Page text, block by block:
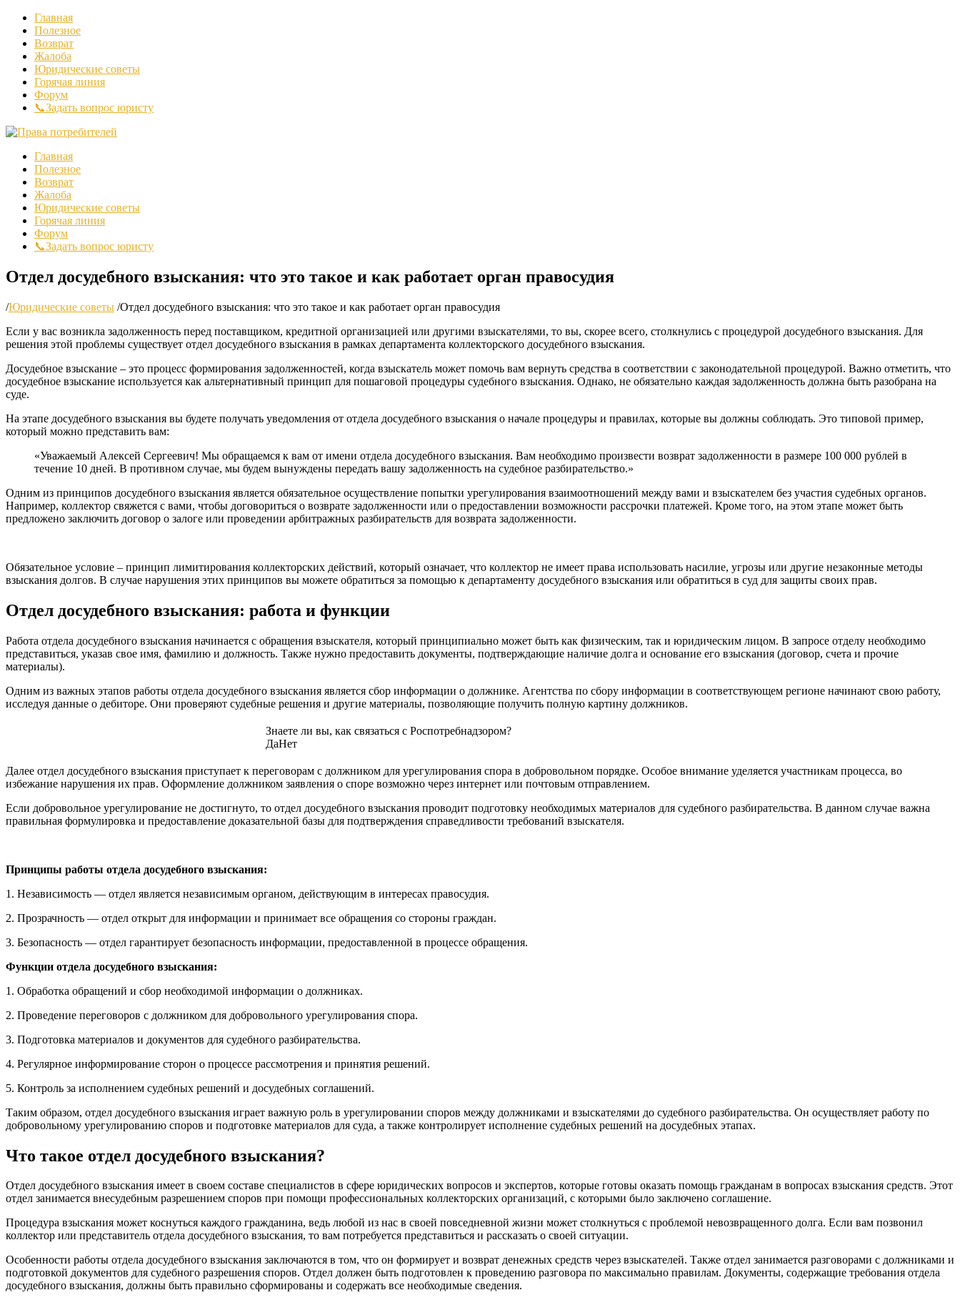
Главная
Полезное
Возврат
Жалоба
Юридические советы
Горячая линия
Форум
📞Задать вопрос юристу
Главная
Полезное
Возврат
Жалоба
Юридические советы
Горячая линия
Форум
📞Задать вопрос юристу
Отдел досудебного взыскания: что это такое и как работает орган правосудия
/Юридические советы /Отдел досудебного взыскания: что это такое и как работает орган правосудия
Если у вас возникла задолженность перед поставщиком, кредитной организацией или другими взыскателями, то вы, скорее всего, столкнулись с процедурой досудебного взыскания. Для
решения этой проблемы существует отдел досудебного взыскания в рамках департамента коллекторского досудебного взыскания.
Досудебное взыскание – это процесс формирования задолженностей, когда взыскатель может помочь вам вернуть средства в соответствии с законодательной процедурой. Важно отметить, что
досудебное взыскание используется как альтернативный принцип для пошаговой процедуры судебного взыскания. Однако, не обязательно каждая задолженность должна быть разобрана на
суде.
На этапе досудебного взыскания вы будете получать уведомления от отдела досудебного взыскания о начале процедуры и правилах, которые вы должны соблюдать. Это типовой пример,
который можно представить вам:
«Уважаемый Алексей Сергеевич! Мы обращаемся к вам от имени отдела досудебного взыскания. Вам необходимо произвести возврат задолженности в размере 100 000 рублей в
течение 10 дней. В противном случае, мы будем вынуждены передать вашу задолженность на судебное разбирательство.»
Одним из принципов досудебного взыскания является обязательное осуществление попытки урегулирования взаимоотношений между вами и взыскателем без участия судебных органов.
Например, коллектор свяжется с вами, чтобы договориться о возврате задолженности или о предоставлении возможности рассрочки платежей. Кроме того, на этом этапе может быть
предложено заключить договор о залоге или проведении арбитражных разбирательств для возврата задолженности.
Обязательное условие – принцип лимитирования коллекторских действий, который означает, что коллектор не имеет права использовать насилие, угрозы или другие незаконные методы
взыскания долгов. В случае нарушения этих принципов вы можете обратиться за помощью к департаменту досудебного взыскания или обратиться в суд для защиты своих прав.
Отдел досудебного взыскания: работа и функции
Работа отдела досудебного взыскания начинается с обращения взыскателя, который принципиально может быть как физическим, так и юридическим лицом. В запросе отделу необходимо
представиться, указав свое имя, фамилию и должность. Также нужно предоставить документы, подтверждающие наличие долга и основание его взыскания (договор, счета и прочие
материалы).
Одним из важных этапов работы отдела досудебного взыскания является сбор информации о должнике. Агентства по сбору информации в соответствующем регионе начинают свою работу,
исследуя данные о дебиторе. Они проверяют судебные решения и другие материалы, позволяющие получить полную картину должников.
Знаете ли вы, как связаться с Роспотребнадзором?
ДаНет
Далее отдел досудебного взыскания приступает к переговорам с должником для урегулирования спора в добровольном порядке. Особое внимание уделяется участникам процесса, во
избежание нарушения их прав. Оформление должником заявления о споре возможно через интернет или почтовым отправлением.
Если добровольное урегулирование не достигнуто, то отдел досудебного взыскания проводит подготовку необходимых материалов для судебного разбирательства. В данном случае важна
правильная формулировка и предоставление доказательной базы для подтверждения справедливости требований взыскателя.
Принципы работы отдела досудебного взыскания:
1. Независимость — отдел является независимым органом, действующим в интересах правосудия.
2. Прозрачность — отдел открыт для информации и принимает все обращения со стороны граждан.
3. Безопасность — отдел гарантирует безопасность информации, предоставленной в процессе обращения.
Функции отдела досудебного взыскания:
1. Обработка обращений и сбор необходимой информации о должниках.
2. Проведение переговоров с должником для добровольного урегулирования спора.
3. Подготовка материалов и документов для судебного разбирательства.
4. Регулярное информирование сторон о процессе рассмотрения и принятия решений.
5. Контроль за исполнением судебных решений и досудебных соглашений.
Таким образом, отдел досудебного взыскания играет важную роль в урегулировании споров между должниками и взыскателями до судебного разбирательства. Он осуществляет работу по
добровольному урегулированию споров и подготовке материалов для судa, а также контролирует исполнение судебных решений на досудебных этапах.
Что такое отдел досудебного взыскания?
Отдел досудебного взыскания имеет в своем составе специалистов в сфере юридических вопросов и экспертов, которые готовы оказать помощь гражданам в вопросах взыскания средств. Этот
отдел занимается внесудебным разрешением споров при помощи профессиональных коллекторских организаций, с которыми было заключено соглашение.
Процедура взыскания может коснуться каждого гражданина, ведь любой из нас в своей повседневной жизни может столкнуться с проблемой невозвращенного долга. Если вам позвонил
коллектор или представитель отдела досудебного взыскания, то вам потребуется представиться и рассказать о своей ситуации.
Особенности работы отдела досудебного взыскания заключаются в том, что он формирует и возврат денежных средств через взыскателей. Также отдел занимается разговорами с должниками и
подготовкой документов для судебного разрешения споров. Отдел должен быть подготовлен к проведению разговора по максимально правилам. Документы, содержащие требования отдела
досудебного взыскания, должны быть правильно сформированы и содержать все необходимые сведения.